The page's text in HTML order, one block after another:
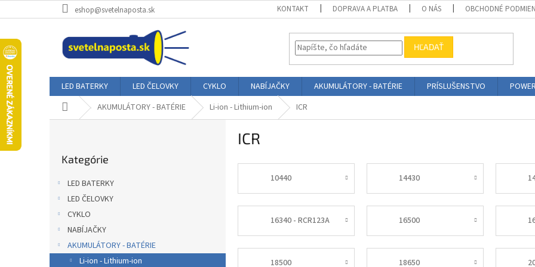
na
eshop@svetelnaposta.sk KONTAKT DOPRAVA A PLATBA O NÁS OBCHODNÉ
HĽADAŤ
LED BATERKY LED ČELOVKY CYKLO NABÍJAČKY AKUMULÁTORY - BATÉRIE PRÍSLUŠENSTVO
DomovAKUMULÁTORY - BATÉRIE Li-ion - Lithium-ion ICR
kategórie
Kategórie
LED BATERKY
LED ČELOVKY
CYKLO
NABÍJAČKY
AKUMULÁTORY - BATÉRIE
Li-ion - Lithium-ion
ICR
10440 14430
16340 - RCR123A 16500
18500 18650